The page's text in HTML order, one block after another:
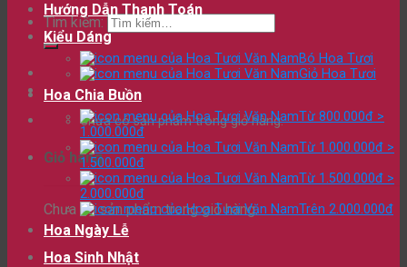
Tìm kiếm:
Chưa có sản phẩm trong giỏ hàng.
Giỏ hàng
Chưa có sản phẩm trong giỏ hàng.
Hướng Dẫn Thanh Toán
Kiểu Dáng
Bó Hoa Tươi
Giỏ Hoa Tươi
Hoa Chia Buồn
Từ 800.000đ >
1.000.000đ
Từ 1.000.000đ >
1.500.000đ
Từ 1.500.000đ >
2.000.000đ
Trên 2.000.000đ
Hoa Ngày Lễ
Hoa Sinh Nhật